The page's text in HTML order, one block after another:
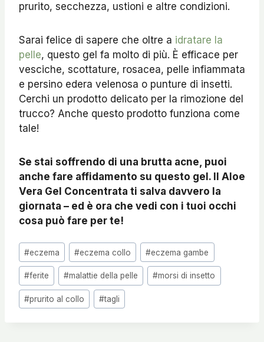
prurito, secchezza, ustioni e altre condizioni.
Sarai felice di sapere che oltre a idratare la
pelle, questo gel fa molto di più. È efficace per
vesciche, scottature, rosacea, pelle infiammata
e persino edera velenosa o punture di insetti.
Cerchi un prodotto delicato per la rimozione del
trucco? Anche questo prodotto funziona come
tale!
Se stai soffrendo di una brutta acne, puoi
anche fare affidamento su questo gel. Il Aloe
Vera Gel Concentrata ti salva davvero la
giornata – ed è ora che vedi con i tuoi occhi
cosa può fare per te!
Tag
articolo:
#eczema #eczema collo #eczema gambe
#ferite #malattie della pelle #morsi di insetto
#prurito al collo #tagli